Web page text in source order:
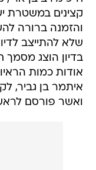
קצינים במשטרת
והזמנה ברורה
שלא להתייצב
בדיון הוצג מסמך
אודות כמות
איתמר בן גביר,
ואשר פורסם